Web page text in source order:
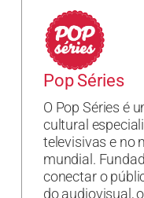
Pop Séries
O Pop Séries é
cultural
televisivas e no
mundial.
conectar o
do audiovisual,